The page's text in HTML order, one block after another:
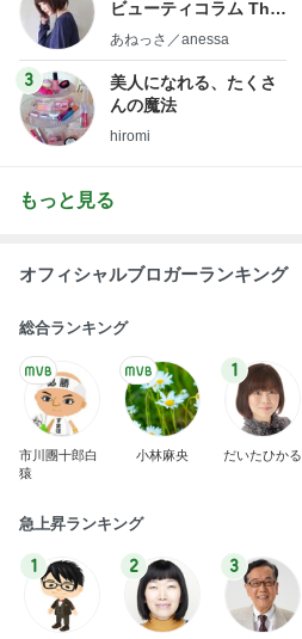
ビューティコラム The
little minimalist's bea
あねっさ／anessa
3
美人になれる、たくさ
んの魔法
hiromi
もっと見る
オフィシャルブロガーランキング
総合ランキング
市川團十郎白
猿
小林麻央
1
だいたひかる
急上昇ランキング
1 2 3